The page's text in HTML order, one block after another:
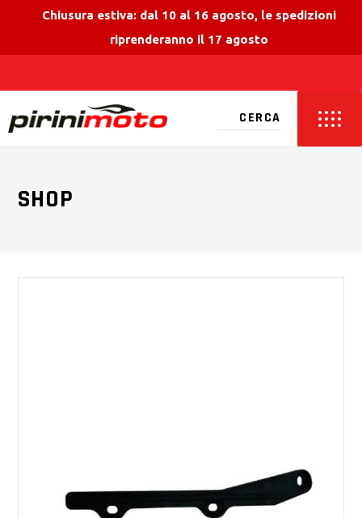
Chiusura estiva: dal 10 al 16 agosto, le spedizioni
riprenderanno il 17 agosto
SHOP